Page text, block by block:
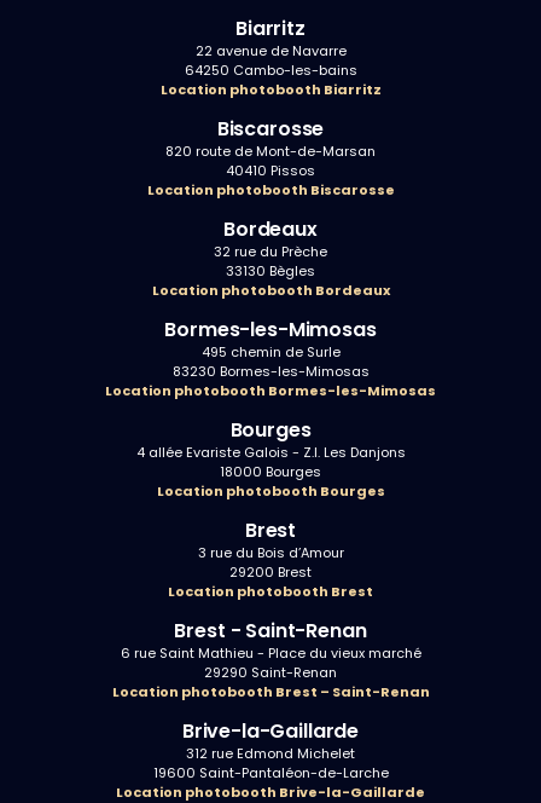
Biarritz
22 avenue de Navarre
64250 Cambo-les-bains
Location photobooth Biarritz
Biscarosse
820 route de Mont-de-Marsan
40410 Pissos
Location photobooth Biscarosse
Bordeaux
32 rue du Prèche
33130 Bègles
Location photobooth Bordeaux
Bormes-les-Mimosas
495 chemin de Surle
83230 Bormes-les-Mimosas
Location photobooth Bormes-les-Mimosas
Bourges
4 allée Evariste Galois - Z.I. Les Danjons
18000 Bourges
Location photobooth Bourges
Brest
3 rue du Bois d’Amour
29200 Brest
Location photobooth Brest
Brest - Saint-Renan
6 rue Saint Mathieu - Place du vieux marché
29290 Saint-Renan
Location photobooth Brest – Saint-Renan
Brive-la-Gaillarde
312 rue Edmond Michelet
19600 Saint-Pantaléon-de-Larche
Location photobooth Brive-la-Gaillarde